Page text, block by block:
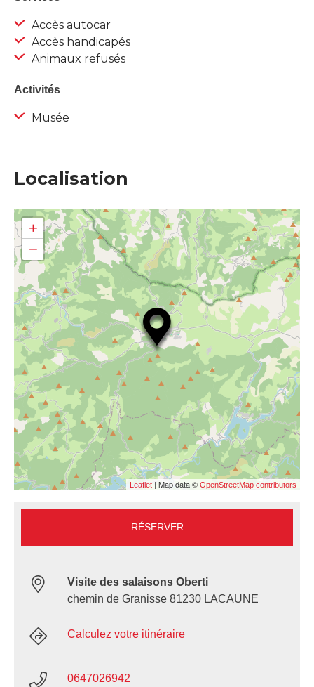
Accès autocar
Accès handicapés
Animaux refusés
Activités
Musée
Localisation
+
−
Leaflet | Map data © OpenStreetMap contributors
RÉSERVER
Visite des salaisons Oberti
chemin de Granisse 81230 LACAUNE
Calculez votre itinéraire
0647026942